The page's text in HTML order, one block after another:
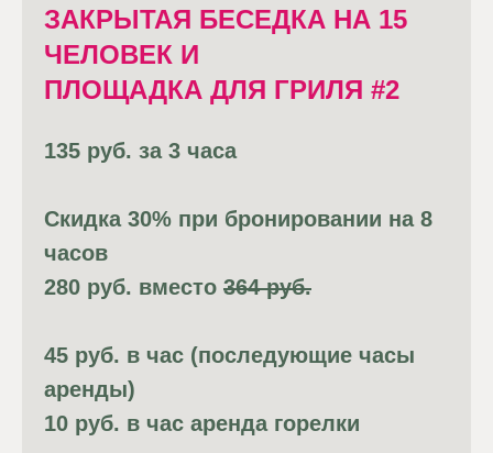
ЗАКРЫТАЯ БЕСЕДКА НА 15
ЧЕЛОВЕК И
ПЛОЩАДКА ДЛЯ ГРИЛЯ #2
135 руб. за 3 часа
Скидка 30% при бронировании на 8
часов
280 руб. вместо 364 руб.
45 руб. в час (последующие часы
аренды)
10 руб. в час аренда горелки